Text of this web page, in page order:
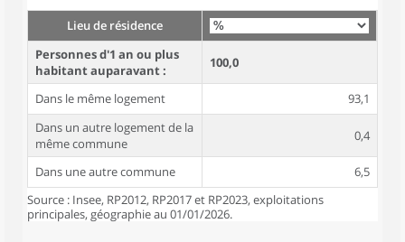
Lieu de résidence
Personnes d'1 an ou plus
habitant auparavant :
100,0
Dans le même logement
93,1
Dans un autre logement de la
même commune
0,4
Dans une autre commune
6,5
Source : Insee, RP2012, RP2017 et RP2023, exploitations
principales, géographie au 01/01/2026.